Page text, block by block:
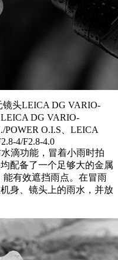
头LEICA DG VARIO-
DG VARIO-
POWER O.I.S、LEICA
4/F2.8-4.0
滴功能，冒着小雨时拍
配备了一个足够大的金属
能有效遮挡雨点。在冒雨
身、镜头上的雨水，并放